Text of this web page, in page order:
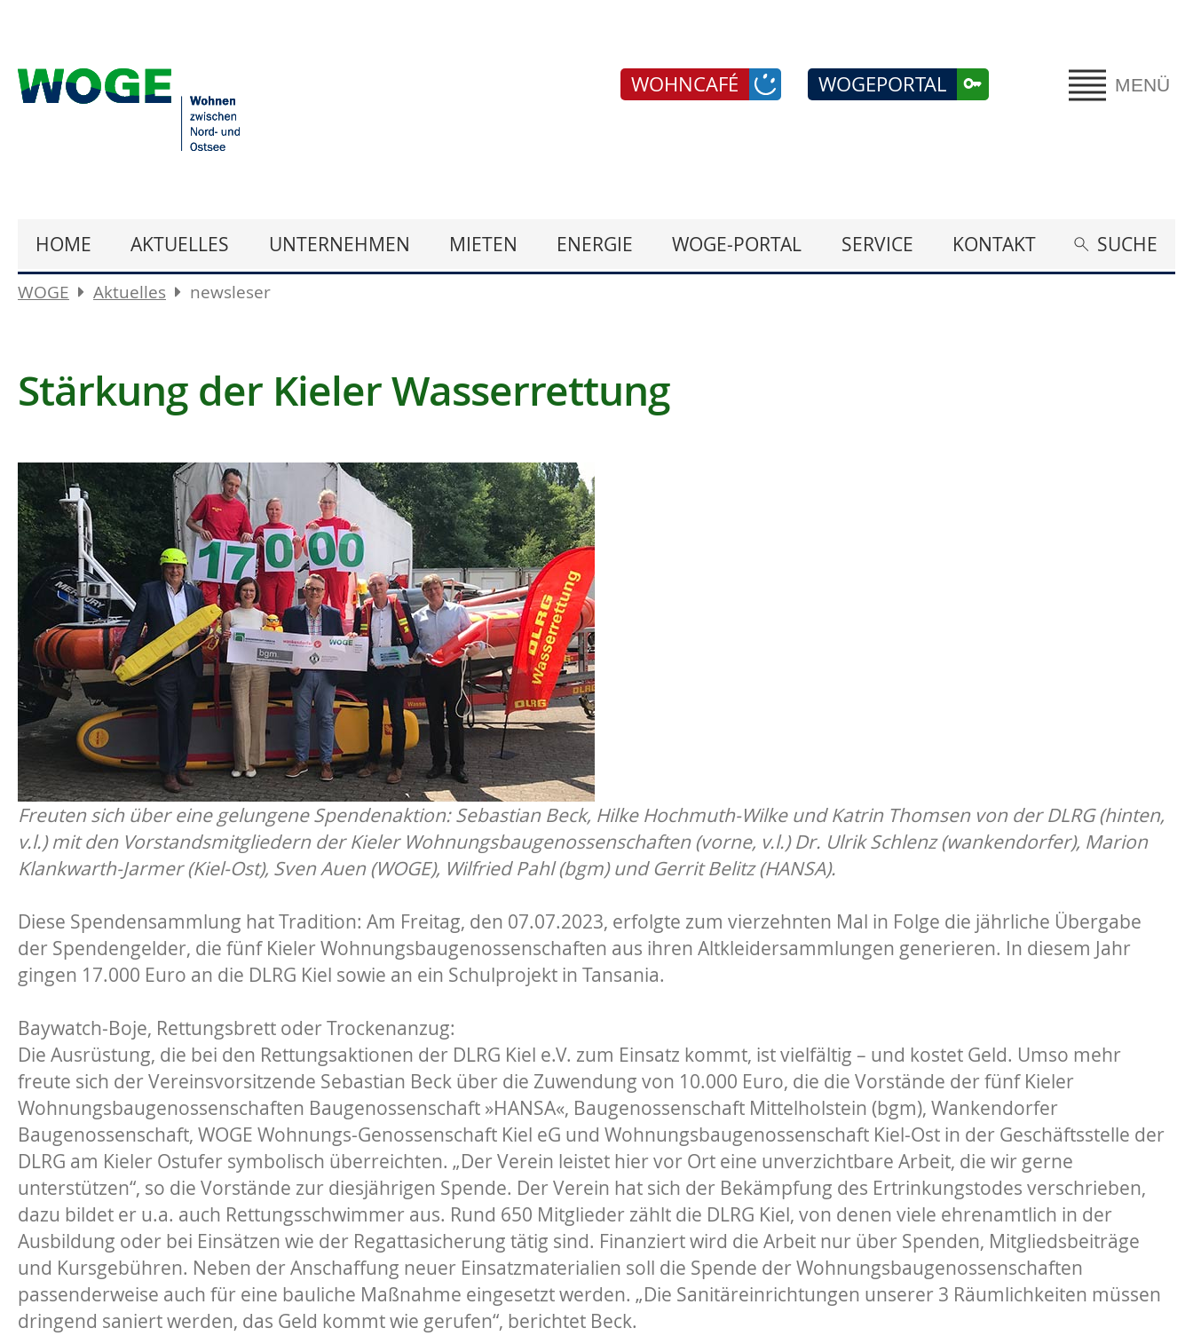
MENÜ
WOGEPORTAL
WOHNCAFÉ
HOME AKTUELLES UNTERNEHMEN MIETEN ENERGIE WOGE-PORTAL SERVICE KONTAKT SUCHE
WOGE Aktuelles newsleser
Stärkung der Kieler Wasserrettung
Freuten sich über eine gelungene Spendenaktion: Sebastian Beck, Hilke Hochmuth-Wilke und Katrin Thomsen von der DLRG (hinten,
v.l.) mit den Vorstandsmitgliedern der Kieler Wohnungsbaugenossenschaften (vorne, v.l.) Dr. Ulrik Schlenz (wankendorfer), Marion
Klankwarth-Jarmer (Kiel-Ost), Sven Auen (WOGE), Wilfried Pahl (bgm) und Gerrit Belitz (HANSA).
Diese Spendensammlung hat Tradition: Am Freitag, den 07.07.2023, erfolgte zum vierzehnten Mal in Folge die jährliche Übergabe
der Spendengelder, die fünf Kieler Wohnungsbaugenossenschaften aus ihren Altkleidersammlungen generieren. In diesem Jahr
gingen 17.000 Euro an die DLRG Kiel sowie an ein Schulprojekt in Tansania.
Baywatch-Boje, Rettungsbrett oder Trockenanzug:
Die Ausrüstung, die bei den Rettungsaktionen der DLRG Kiel e.V. zum Einsatz kommt, ist vielfältig – und kostet Geld. Umso mehr
freute sich der Vereinsvorsitzende Sebastian Beck über die Zuwendung von 10.000 Euro, die die Vorstände der fünf Kieler
Wohnungsbaugenossenschaften Baugenossenschaft »HANSA«, Baugenossenschaft Mittelholstein (bgm), Wankendorfer
Baugenossenschaft, WOGE Wohnungs-Genossenschaft Kiel eG und Wohnungsbaugenossenschaft Kiel-Ost in der Geschäftsstelle der
DLRG am Kieler Ostufer symbolisch überreichten. „Der Verein leistet hier vor Ort eine unverzichtbare Arbeit, die wir gerne
unterstützen“, so die Vorstände zur diesjährigen Spende. Der Verein hat sich der Bekämpfung des Ertrinkungstodes verschrieben,
dazu bildet er u.a. auch Rettungsschwimmer aus. Rund 650 Mitglieder zählt die DLRG Kiel, von denen viele ehrenamtlich in der
Ausbildung oder bei Einsätzen wie der Regattasicherung tätig sind. Finanziert wird die Arbeit nur über Spenden, Mitgliedsbeiträge
und Kursgebühren. Neben der Anschaffung neuer Einsatzmaterialien soll die Spende der Wohnungsbaugenossenschaften
passenderweise auch für eine bauliche Maßnahme eingesetzt werden. „Die Sanitäreinrichtungen unserer 3 Räumlichkeiten müssen
dringend saniert werden, das Geld kommt wie gerufen“, berichtet Beck.